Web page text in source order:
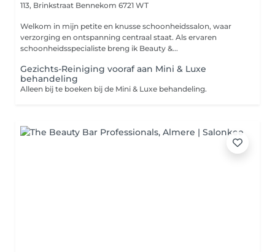
113, Brinkstraat Bennekom 6721 WT
Welkom in mijn petite en knusse schoonheidssalon, waar
verzorging en ontspanning centraal staat. Als ervaren
schoonheidsspecialiste breng ik Beauty &...
Gezichts-Reiniging vooraf aan Mini & Luxe
behandeling
Alleen bij te boeken bij de Mini & Luxe behandeling.